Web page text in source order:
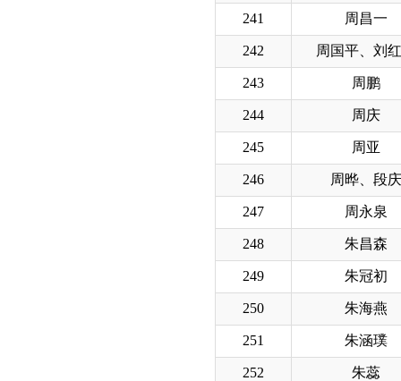
241 周昌一
242 周国平、刘
243 周鹏
244 周庆
245 周亚
246 周晔、段庆
247 周永泉
248 朱昌森
249 朱冠初
250 朱海燕
251 朱涵璞
252 朱蕊